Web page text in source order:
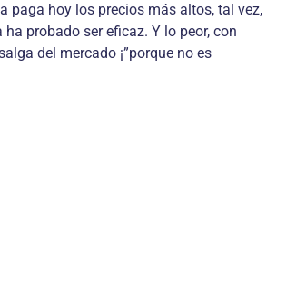
paga hoy los precios más altos, tal vez,
probado ser eficaz. Y lo peor, con
del mercado ¡”porque no es